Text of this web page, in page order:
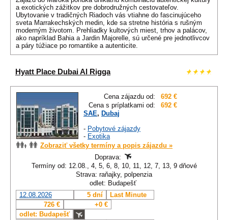
a exotických zážitkov pre dobrodružných cestovateľov.
Ubytovanie v tradičných Riadoch vás vtiahne do fascinujúceho
sveta Marrakechských medin, kde sa stretne história s rušným
moderným životom. Prehliadky kultových miest, trhov a palácov,
ako napríklad Bahia a Jardin Majorelle, sú určené pre jednotlivcov
a páry túžiace po romantike a autenticite.
Hyatt Place Dubai Al Rigga
Cena zájazdu od:
692 €
Cena s príplatkami od:
692 €
SAE, Dubaj
- Pobytové zájazdy
- Exotika
Zobraziť všetky termíny a popis zájazdu »
Doprava:
Termíny od: 12.08., 4, 5, 6, 8, 10, 11, 12, 7, 13, 9 dňové
Strava: raňajky, polpenzia
odlet: Budapešť
12.08.2026
5 dní
Last Minute
726 €
+0 €
odlet: Budapešť